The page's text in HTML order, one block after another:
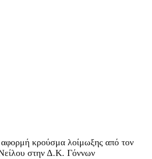
κρούσμα λοίμωξης από τον
στην Δ.Κ. Γόννων